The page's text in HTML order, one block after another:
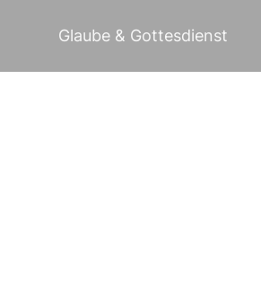
Glaube & Gottesdienst